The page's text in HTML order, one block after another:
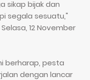
sikap bijak dan
segala sesuatu,"
12 November
berharap, pesta
dengan lancar